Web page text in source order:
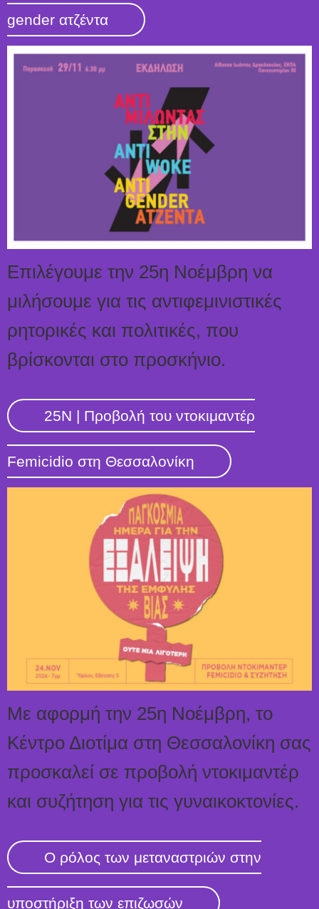
gender ατζέντα
Επιλέγουμε την 25η Νοέμβρη να
μιλήσουμε για τις αντιφεμινιστικές
ρητορικές και πολιτικές, που
βρίσκονται στο προσκήνιο.
25N | Προβολή του ντοκιμαντέρ
Femicidio στη Θεσσαλονίκη
Με αφορμή την 25η Νοέμβρη, το
Κέντρο Διοτίμα στη Θεσσαλονίκη σας
προσκαλεί σε προβολή ντοκιμαντέρ
και συζήτηση για τις γυναικοκτονίες.
Ο ρόλος των μεταναστριών στην
υποστήριξη των επιζωσών